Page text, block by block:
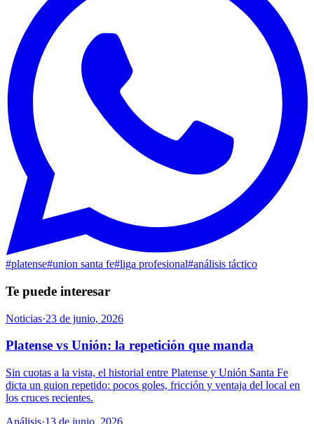
#platense#union santa fe#liga profesional#análisis táctico
Te puede interesar
Noticias·23 de junio, 2026
Platense vs Unión: la repetición que manda
Sin cuotas a la vista, el historial entre Platense y Unión Santa Fe
dicta un guion repetido: pocos goles, fricción y ventaja del local en
los cruces recientes.
Análisis·13 de junio, 2026